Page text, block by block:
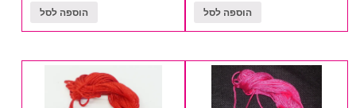
הוספה לסל הוספה לסל